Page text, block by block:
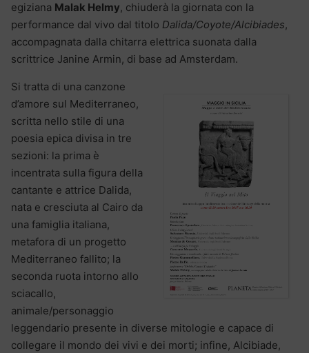
egiziana Malak Helmy, chiuderà la giornata con la
performance dal vivo dal titolo Dalida/Coyote/Alcibiades,
accompagnata dalla chitarra elettrica suonata dalla
scrittrice Janine Armin, di base ad Amsterdam.
Si tratta di una canzone
d’amore sul Mediterraneo,
scritta nello stile di una
poesia epica divisa in tre
sezioni: la prima è
incentrata sulla figura della
cantante e attrice Dalida,
nata e cresciuta al Cairo da
una famiglia italiana,
metafora di un progetto
Mediterraneo fallito; la
seconda ruota intorno allo
sciacallo,
animale/personaggio
leggendario presente in diverse mitologie e capace di
collegare il mondo dei vivi e dei morti; infine, Alcibiade,